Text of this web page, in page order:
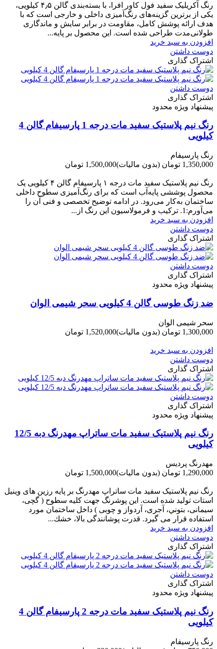
رنگ آکریلیک سفید فول کاور افرا، با بسته‌بندی گالن ۴٫۵ کیلویی،
یکی از برترین گزینه‌های رنگ‌آمیزی داخلی و خارجی است که با
هدف ارائه پوشش کامل، مقاومت در برابر سایش و ماندگاری
طولانی‌مدت طراحی شده است. این محصول بر پایه...
افزودن به سبد خرید
دوست داشتن
اشتراک گذاری
دوست داشتن
اشتراک گذاری
پیشنهاد ویژه محدود
رنگ نیم پلاستیک سفید مات درجه 1 پارسیفام گالن 4
کیلویی
رنگ پارسیفام
1,350,000 تومان
(بدون مالیات)1,500,000 تومان
رنگ نیم‌ پلاستیک سفید مات درجه ۱ پارسیفام گالن ۴ کیلویی یک
محصول پوششی پایه‌آب است که برای رنگ‌آمیزی سطوح داخلی
ساختمان به‌کار می‌رود. در ادامه توضیح تخصصی و فنی آن را
می‌آورم:1. ترکیب و فرمولاسیون این رنگ از...
افزودن به سبد خرید
دوست داشتن
اشتراک گذاری
دوست داشتن
اشتراک گذاری
پیشنهاد ویژه محدود
ضد زنگ طوسی گالن 4 کیلویی سحر شیمی الوان
سحر شیمی الوان
1,300,000 تومان
(بدون مالیات)1,520,000 تومان
افزودن به سبد خرید
دوست داشتن
اشتراک گذاری
دوست داشتن
اشتراک گذاری
پیشنهاد ویژه محدود
رنگ نیم پلاستیک سفید مات ساتراپ مهدرنگ دبه 12/5
کیلویی
مهدرنگ پردیس
1,290,000 تومان
(بدون مالیات)1,500,000 تومان
رنگ نیم پلاستیک سفید مات ساتراپ مهدرنگ بر پایه رزین های وینیل
استات تولید شده است. این پوشرنگ جهت کلیه سطوح ( گچی،
سیمانی، بتوني، آجری، آردواز و چوبی ) داخل ساختمان مورد
استفاده قرار می گیرد. قدرت پوشانندگی بالا، خشك...
افزودن به سبد خرید
دوست داشتن
اشتراک گذاری
دوست داشتن
اشتراک گذاری
پیشنهاد ویژه محدود
رنگ نیم پلاستیک سفید مات درجه 2 پارسیفام گالن 4
کیلویی
رنگ پارسیفام